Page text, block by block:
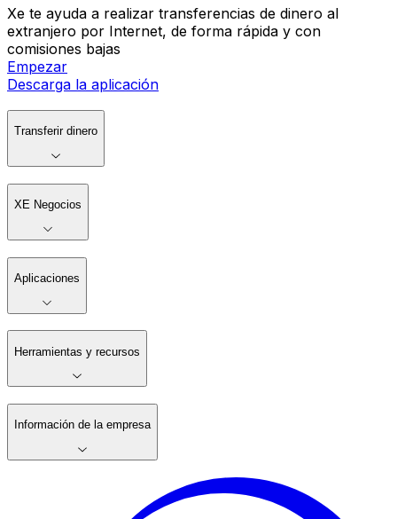
Xe te ayuda a realizar transferencias de dinero al
extranjero por Internet, de forma rápida y con
comisiones bajas
Empezar
Descarga la aplicación
Transferir dinero
XE Negocios
Aplicaciones
Herramientas y recursos
Información de la empresa